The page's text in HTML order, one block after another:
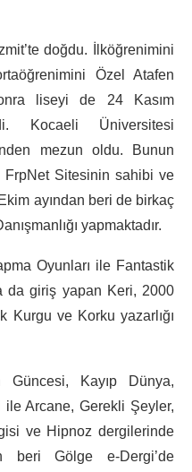
doğdu. İlköğrenimini
Özel Atafen
liseyi de 24 Kasım
Kocaeli Üniversitesi
mezun oldu. Bunun
FrpNet Sitesinin sahibi ve
ayından beri de birkaç
yapmaktadır.
Oyunları ile Fantastik
da giriş yapan Keri, 2000
Kurgu ve Korku yazarlığı
Güncesi, Kayıp Dünya,
Arcane, Gerekli Şeyler,
ve Hipnoz dergilerinde
beri Gölge e-Dergi’de